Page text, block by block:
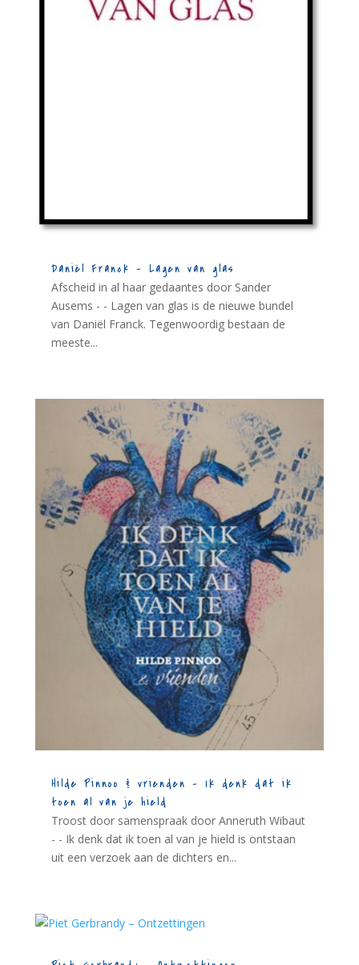
Daniël Franck – Lagen van glas
Afscheid in al haar gedaantes door Sander
Ausems - - Lagen van glas is de nieuwe bundel
van Daniël Franck. Tegenwoordig bestaan de
meeste...
Hilde Pinnoo & vrienden – Ik denk dat ik
toen al van je hield
Troost door samenspraak door Anneruth Wibaut
- - Ik denk dat ik toen al van je hield is ontstaan
uit een verzoek aan de dichters en...